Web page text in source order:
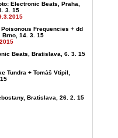
Electronic Beats, Praha,
3. 15
Poisonous Frequencies + dd
Brno, 14. 3. 15
Beats, Bratislava, 6. 3. 15
Tundra + Tomáš Vtípil,
Bratislava, 26. 2. 15